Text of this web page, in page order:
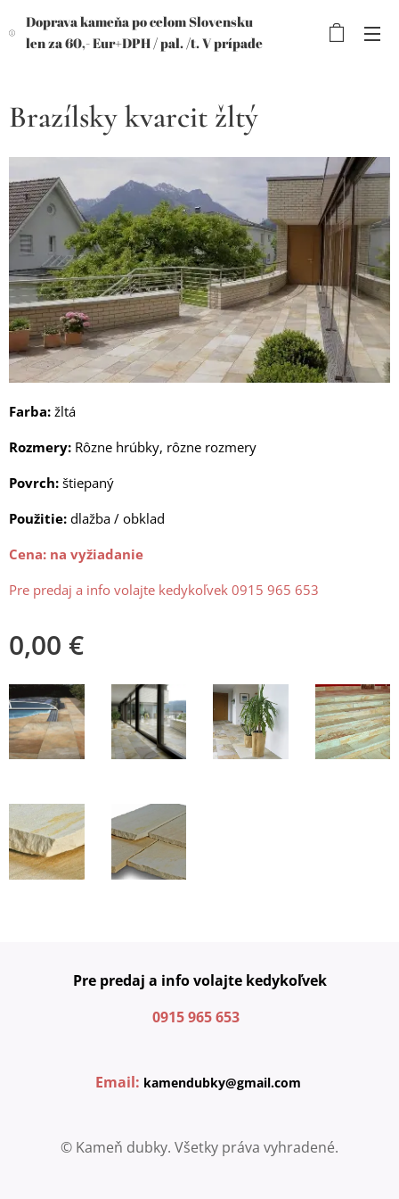
Doprava kameňa po celom Slovensku
len za 60,- Eur+DPH /pal. /t. V prípade
Brazílsky kvarcit žltý
Farba: žltá
Rozmery: Rôzne hrúbky, rôzne rozmery
Povrch: štiepaný
Použitie: dlažba / obklad
Cena: na vyžiadanie
Pre predaj a info volajte kedykoľvek 0915 965 653
0,00 €
Pre predaj a info volajte kedykoľvek
0915 965 653
Email: kamendubky@gmail.com
© Kameň dubky. Všetky práva vyhradené.